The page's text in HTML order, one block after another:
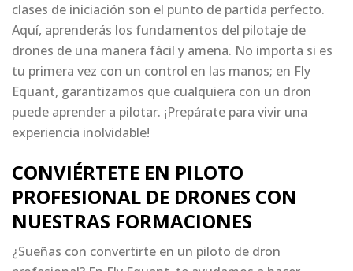
clases de iniciación son el punto de partida perfecto.
Aquí, aprenderás los fundamentos del pilotaje de
drones de una manera fácil y amena. No importa si es
tu primera vez con un control en las manos; en Fly
Equant, garantizamos que cualquiera con un dron
puede aprender a pilotar. ¡Prepárate para vivir una
experiencia inolvidable!
CONVIÉRTETE EN PILOTO
PROFESIONAL DE DRONES CON
NUESTRAS FORMACIONES
¿Sueñas con convertirte en un piloto de dron